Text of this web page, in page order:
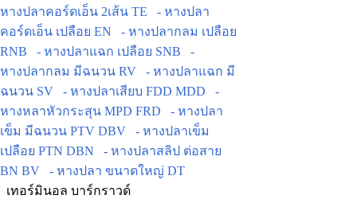
หางปลาคอร์ดเอ็น 2เส้น TE
- หางปลา
คอร์ดเอ็น เปลือย EN
- หางปลากลม เปลือย
RNB
- หางปลาแฉก เปลือย SNB
-
หางปลากลม มีฉนวน RV
- หางปลาแฉก มี
ฉนวน SV
- หางปลาเสียบ FDD MDD
-
หางหลาหัวกระสุน MPD FRD
- หางปลา
เข็ม มีฉนวน PTV DBV
- หางปลาเข็ม
เปลือย PTN DBN
- หางปลาสลิป ต่อสาย
BN BV
- หางปลา ขนาดใหญ่ DT
เทอร์มินอล บาร์กราวด์